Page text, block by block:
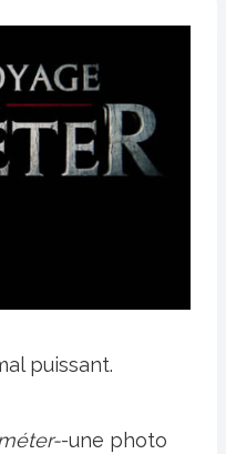
puissant.
-une photo